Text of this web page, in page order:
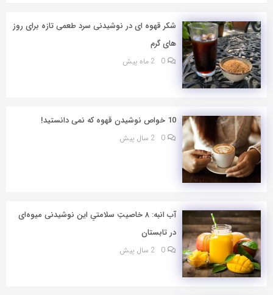
شکر قهوه ای در نوشیدنی سرد طعمی تازه برای روز
های گرم
0 2 ماه پیش
10 خواص نوشیدن قهوه که نمی دانستید!
0 2 سال پیش
آب انبه: ۸ خاصیتِ سلامتیِ این نوشیدنی میوه‌ای
در تابستان
0 2 سال پیش